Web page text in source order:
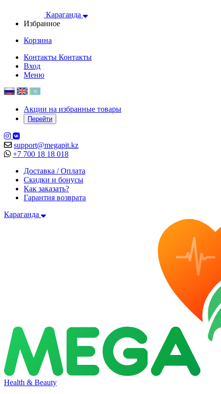
Караганда
Избранное
Корзина
Контакты Контакты
Вход
Меню
Акции на избранные товары
Перейти
support@megapit.kz
+7 700 18 18 018
Доставка / Оплата
Скидки и бонусы
Как заказать?
Гарантия возврата
Караганда
Health & Beauty